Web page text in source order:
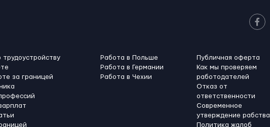
трудоустройству
за границей
Работа в Польше
Работа в Германии
Работа в Чехии
Публичная оферта
Как мы проверяем
работодателей
Отказ от
ответственности
Современное
утверждение рабства
Политика жалоб